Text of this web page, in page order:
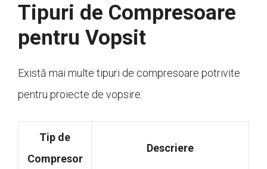
Tipuri de Compresoare
pentru Vopsit
Există mai multe tipuri de compresoare potrivite
pentru proiecte de vopsire:
Tip de
Compresor
Descriere